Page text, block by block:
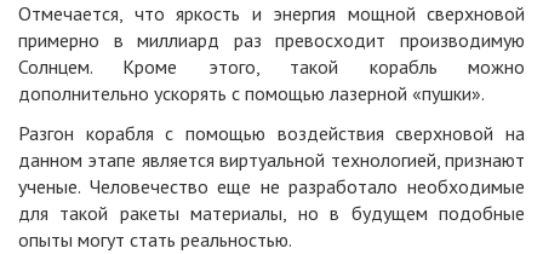
Отмечается, что яркость и энергия мощной сверхновой
примерно в миллиард раз превосходит производимую
Солнцем. Кроме этого, такой корабль можно
дополнительно ускорять с помощью лазерной «пушки».
Разгон корабля с помощью воздействия сверхновой на
данном этапе является виртуальной технологией, признают
ученые. Человечество еще не разработало необходимые
для такой ракеты материалы, но в будущем подобные
опыты могут стать реальностью.